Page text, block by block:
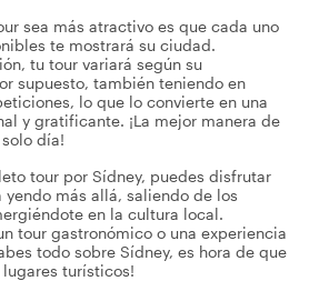
sea más atractivo es que cada uno
te mostrará su ciudad.
tu tour variará según su
supuesto, también teniendo en
lo que lo convierte en una
y gratificante. ¡La mejor manera de
día!
tour por Sídney, puedes disfrutar
más allá, saliendo de los
en la cultura local.
tour gastronómico o una experiencia
todo sobre Sídney, es hora de que
turísticos!